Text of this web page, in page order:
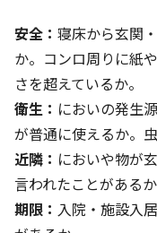
安全： 寝床から玄関
か。コンロ周りに紙
さを超えているか。
衛生： においの発生
が普通に使えるか。
近隣： においや物が
言われたことがあるか
期限： 入院・施設入